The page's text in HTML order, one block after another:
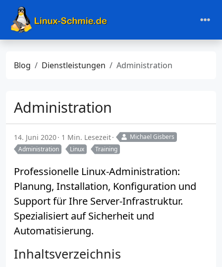
Blog Dienstleistungen Administration
Administration
14. Juni 2020 1 Min. Lesezeit
Michael Gisbers
Administration
Linux Training
Professionelle Linux-Administration:
Planung, Installation, Konfiguration und
Support für Ihre Server-Infrastruktur.
Spezialisiert auf Sicherheit und
Automatisierung.
Inhaltsverzeichnis